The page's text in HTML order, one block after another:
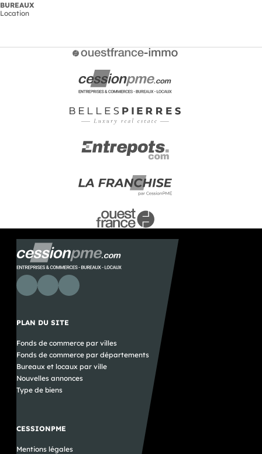
BUREAUX
Location
PLAN DU SITE
Fonds de commerce par villes
Fonds de commerce par départements
Bureaux et locaux par ville
Nouvelles annonces
Type de biens
CESSIONPME
Mentions légales